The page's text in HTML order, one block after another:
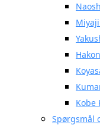
Kobe
Spørgsmål